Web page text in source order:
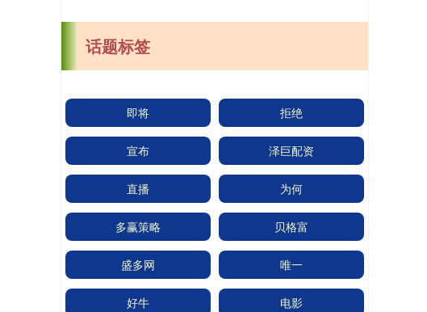
话题标签
即将 拒绝
宣布 泽巨配资
直播 为何
多赢策略 贝格富
盛多网 唯一
好牛 电影